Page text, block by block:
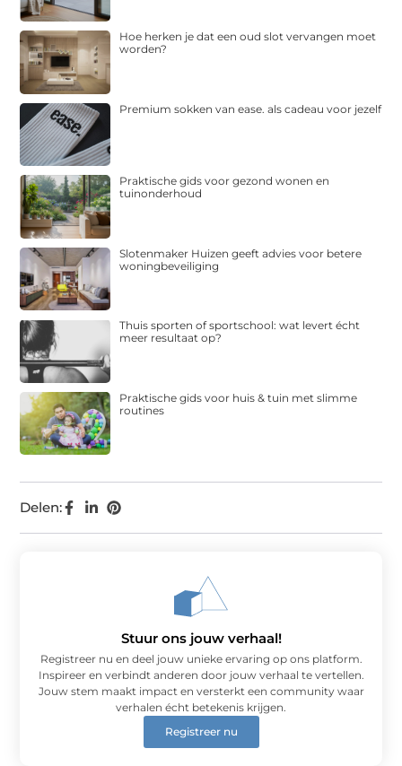
Delen:
Hoe herken je dat een oud slot vervangen moet
worden?
Premium sokken van ease. als cadeau voor jezelf
Praktische gids voor gezond wonen en
tuinonderhoud
Slotenmaker Huizen geeft advies voor betere
woningbeveiliging
Thuis sporten of sportschool: wat levert écht
meer resultaat op?
Praktische gids voor huis & tuin met slimme
routines
Stuur ons jouw verhaal!
Registreer nu en deel jouw unieke ervaring op ons platform.
Inspireer en verbindt anderen door jouw verhaal te vertellen.
Jouw stem maakt impact en versterkt een community waar
verhalen écht betekenis krijgen.
Registreer nu